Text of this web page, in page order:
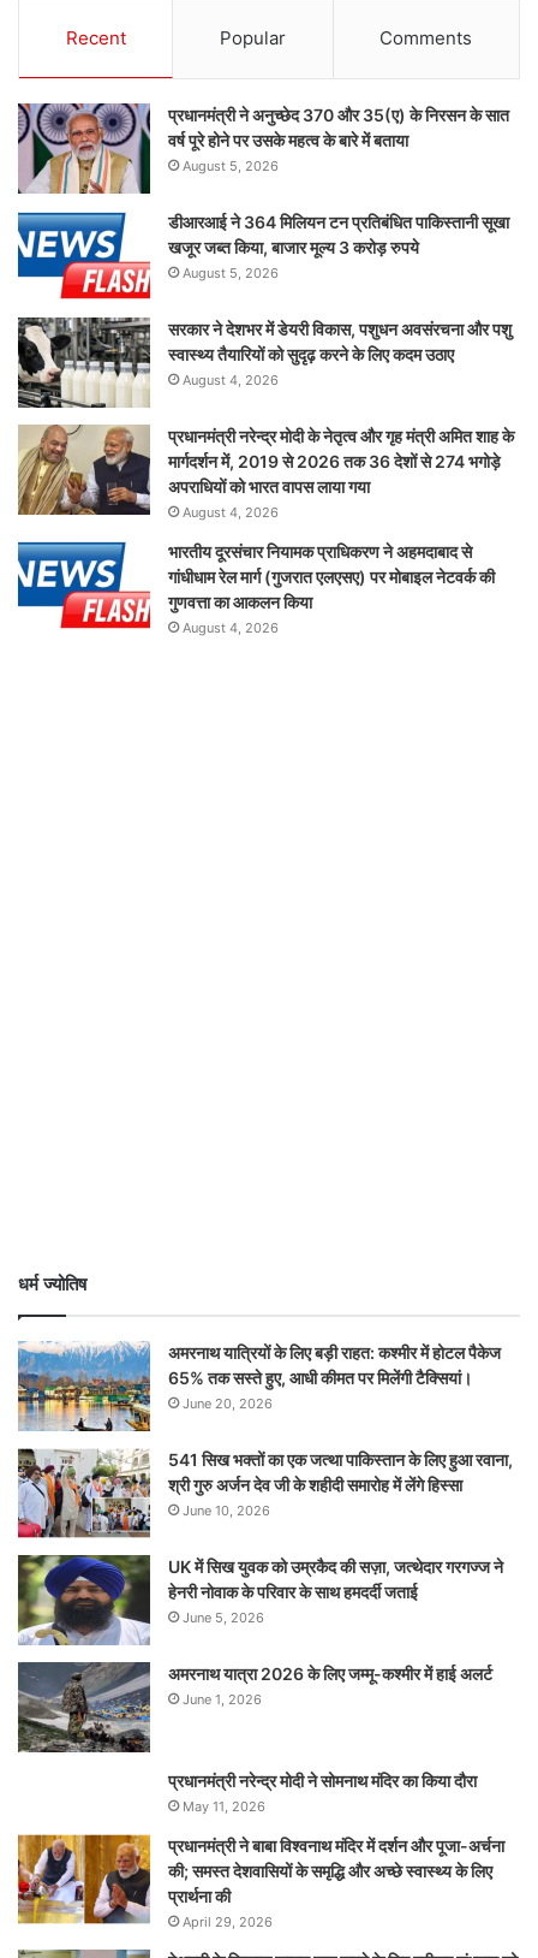
Recent Popular Comments
प्रधानमंत्री ने अनुच्छेद 370 और 35(ए) के निरसन के सात
वर्ष पूरे होने पर उसके महत्व के बारे में बताया
August 5, 2026
डीआरआई ने 364 मिलियन टन प्रतिबंधित पाकिस्तानी सूखा
खजूर जब्त किया, बाजार मूल्य 3 करोड़ रुपये
August 5, 2026
सरकार ने देशभर में डेयरी विकास, पशुधन अवसंरचना और पशु
स्वास्थ्य तैयारियों को सुदृढ़ करने के लिए कदम उठाए
August 4, 2026
प्रधानमंत्री नरेन्द्र मोदी के नेतृत्व और गृह मंत्री अमित शाह के
मार्गदर्शन में, 2019 से 2026 तक 36 देशों से 274 भगोड़े
अपराधियों को भारत वापस लाया गया
August 4, 2026
भारतीय दूरसंचार नियामक प्राधिकरण ने अहमदाबाद से
गांधीधाम रेल मार्ग (गुजरात एलएसए) पर मोबाइल नेटवर्क की
गुणवत्ता का आकलन किया
August 4, 2026
धर्म ज्योतिष
अमरनाथ यात्रियों के लिए बड़ी राहत: कश्मीर में होटल पैकेज
65% तक सस्ते हुए, आधी कीमत पर मिलेंगी टैक्सियां।
June 20, 2026
541 सिख भक्तों का एक जत्था पाकिस्तान के लिए हुआ रवाना,
श्री गुरु अर्जन देव जी के शहीदी समारोह में लेंगे हिस्सा
June 10, 2026
UK में सिख युवक को उम्रकैद की सज़ा, जत्थेदार गरगज्ज ने
हेनरी नोवाक के परिवार के साथ हमदर्दी जताई
June 5, 2026
अमरनाथ यात्रा 2026 के लिए जम्मू-कश्मीर में हाई अलर्ट
June 1, 2026
प्रधानमंत्री नरेन्‍द्र मोदी ने सोमनाथ मंदिर का किया दौरा
May 11, 2026
प्रधानमंत्री ने बाबा विश्वनाथ मंदिर में दर्शन और पूजा-अर्चना
की; समस्‍त देशवासियों के समृद्धि और अच्छे स्वास्थ्य के लिए
प्रार्थना की
April 29, 2026